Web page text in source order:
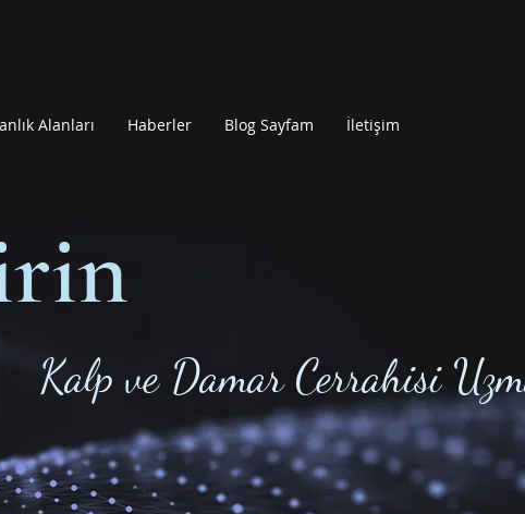
Kalp ve Damar Cerrahisi
Alanları Haberler Blog Sayfam İletişim